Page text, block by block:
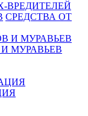
ВРЕДИТЕЛЕЙ
СРЕДСТВА ОТ
МУРАВЬЕВ